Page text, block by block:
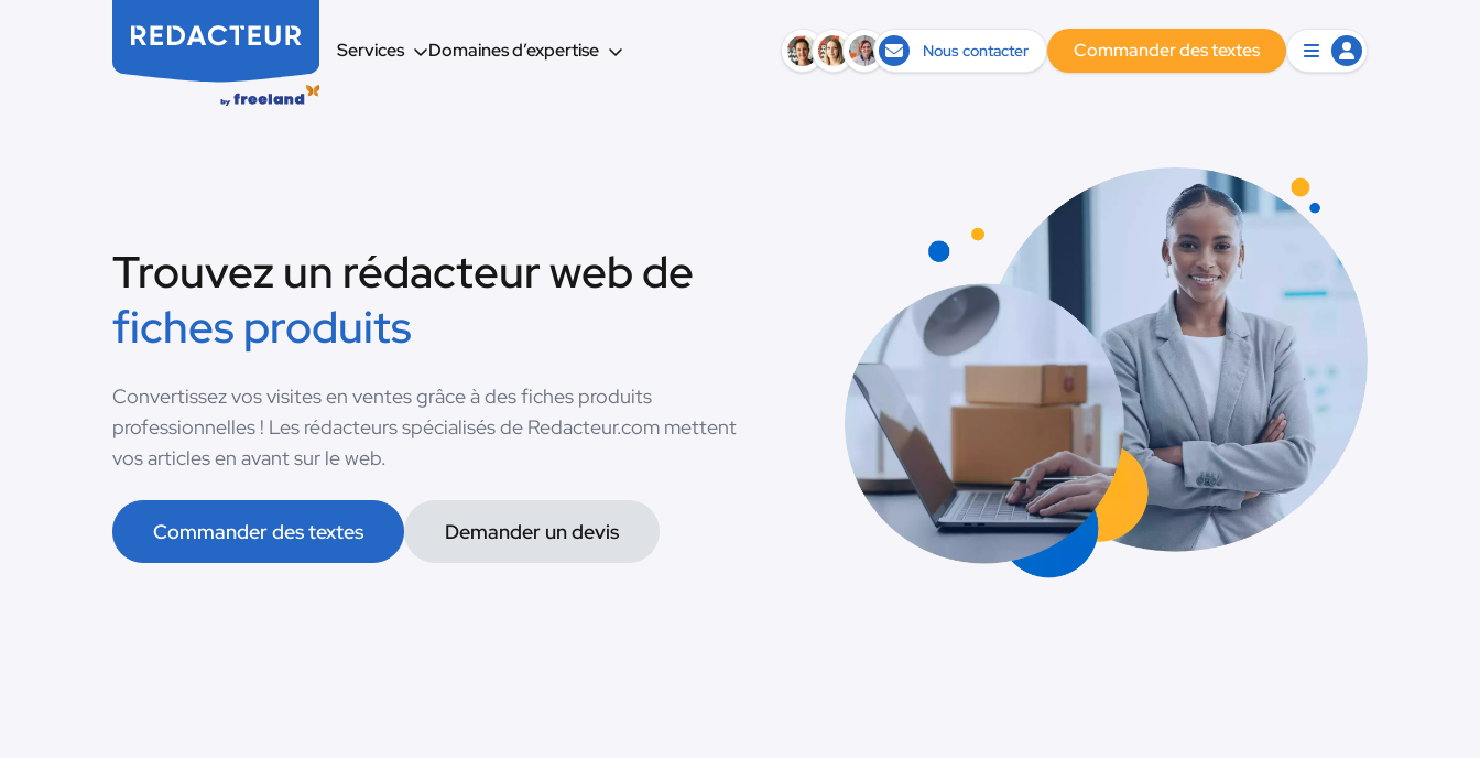
Services Domaines d’expertise Nous contacter Commander des textes
Trouvez un rédacteur web de
fiches produits
Convertissez vos visites en ventes grâce à des fiches produits
professionnelles ! Les rédacteurs spécialisés de Redacteur.com mettent
vos articles en avant sur le web.
Commander des textes Demander un devis